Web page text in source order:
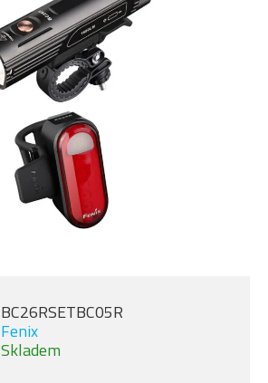
Skladem
Fenix
BC26RSETBC05R